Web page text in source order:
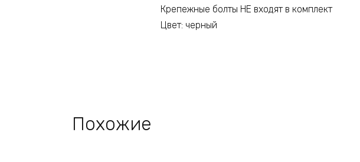
Крепежные болты НЕ входят в комплект
Цвет: черный
Похожие